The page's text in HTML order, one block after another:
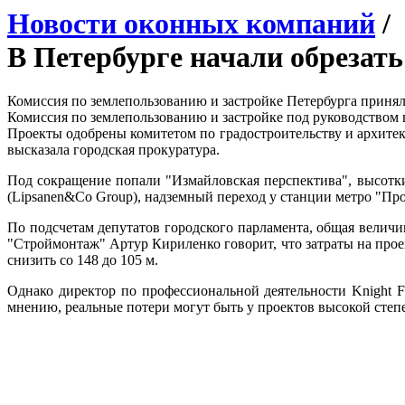
Новости оконных компаний /
В Петербурге начали
Комиссия по землепользованию и застройке Петербурга
Комиссия по землепользованию и застройке под
Проекты одобрены комитетом по градостроительству и
высказала городская прокуратура.
Под сокращение попали "Измайловская перспектива",
(Lipsanen&Co Group), надземный переход у станции метро
По подсчетам депутатов городского парламента, общая
"Строймонтаж" Артур Кириленко говорит, что затраты на
снизить со 148 до 105 м.
Однако директор по профессиональной деятельности
мнению, реальные потери могут быть у проектов высокой